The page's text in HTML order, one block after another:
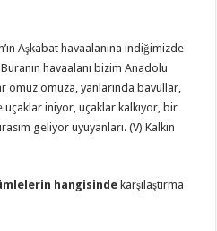
Aşkabat havaalanına indiğimizde
havaalanı bizim Anadolu
omuz omuza, yanlarında bavullar,
iniyor, uçaklar kalkıyor, bir
geliyor uyuyanları. (V) Kalkın
hangisinde karşılaştırma